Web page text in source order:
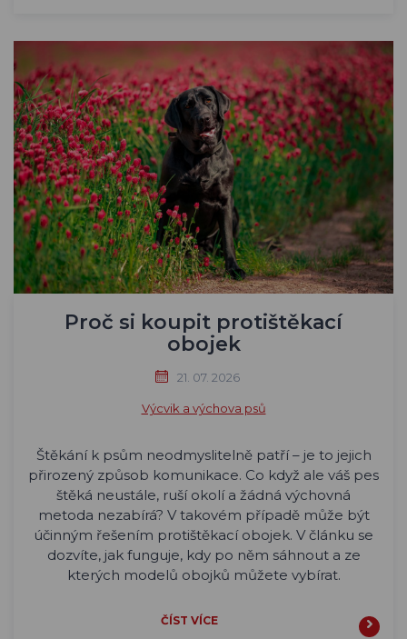
Proč si koupit protištěkací
obojek
21. 07. 2026
Výcvik a výchova psů
Štěkání k psům neodmyslitelně patří – je to jejich
přirozený způsob komunikace. Co když ale váš pes
štěká neustále, ruší okolí a žádná výchovná
metoda nezabírá? V takovém případě může být
účinným řešením protištěkací obojek. V článku se
dozvíte, jak funguje, kdy po něm sáhnout a ze
kterých modelů obojků můžete vybírat.
ČÍST VÍCE